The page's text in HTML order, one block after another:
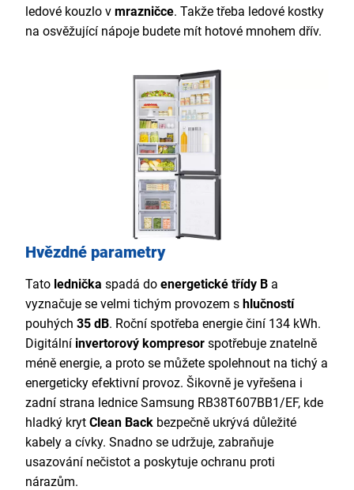
ledové kouzlo v mrazničce. Takže třeba ledové kostky
na osvěžující nápoje budete mít hotové mnohem dřív.
Hvězdné parametry
Tato lednička spadá do energetické třídy B a
vyznačuje se velmi tichým provozem s hlučností
pouhých 35 dB. Roční spotřeba energie činí 134 kWh.
Digitální invertorový kompresor spotřebuje znatelně
méně energie, a proto se můžete spolehnout na tichý a
energeticky efektivní provoz. Šikovně je vyřešena i
zadní strana lednice Samsung RB38T607BB1/EF, kde
hladký kryt Clean Back bezpečně ukrývá důležité
kabely a cívky. Snadno se udržuje, zabraňuje
usazování nečistot a poskytuje ochranu proti
nárazům.